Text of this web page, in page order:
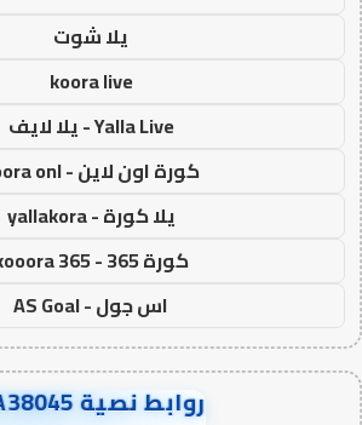
يلا شوت
koora live
Yalla Live - يلا لايف
كورة اون لاين - koora onl
يلا كورة - yallakora
كورة 365 - kooora 365
اس جول - AS Goal
روابط نصية AA38045